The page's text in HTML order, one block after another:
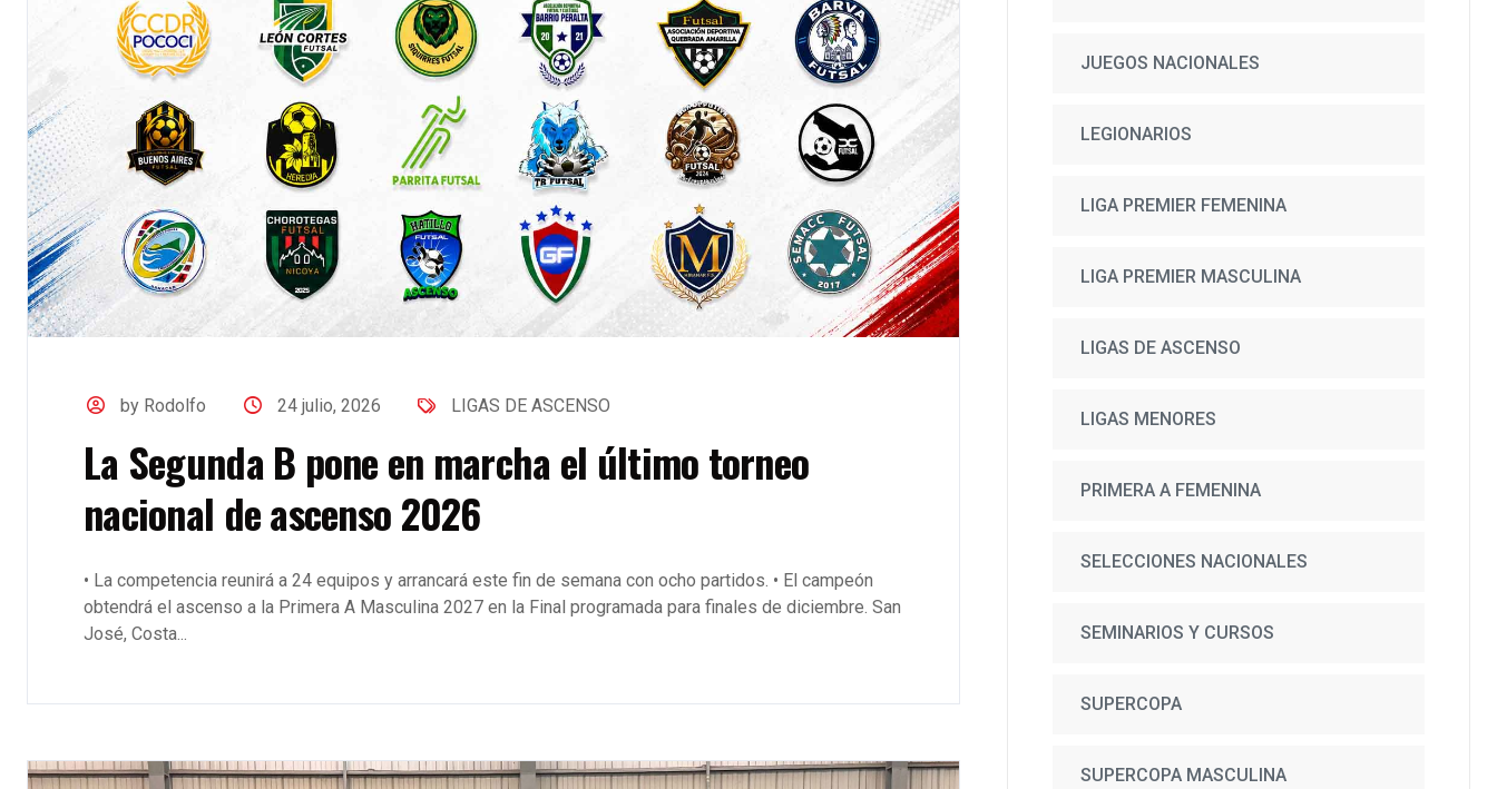
by Rodolfo 24 julio, 2026 LIGAS DE ASCENSO
La Segunda B pone en marcha el último torneo
nacional de ascenso 2026
• La competencia reunirá a 24 equipos y arrancará este fin de semana con ocho partidos. • El campeón
obtendrá el ascenso a la Primera A Masculina 2027 en la Final programada para finales de diciembre. San
José, Costa...
JUEGOS NACIONALES
LEGIONARIOS
LIGA PREMIER FEMENINA
LIGA PREMIER MASCULINA
LIGAS DE ASCENSO
LIGAS MENORES
PRIMERA A FEMENINA
SELECCIONES NACIONALES
SEMINARIOS Y CURSOS
SUPERCOPA
SUPERCOPA MASCULINA